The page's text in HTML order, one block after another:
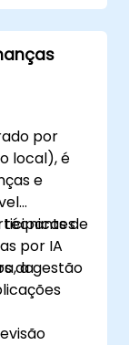
para
e
IA e
cliente
por
local), é
e
técnicas de
por IA
a gestão
da